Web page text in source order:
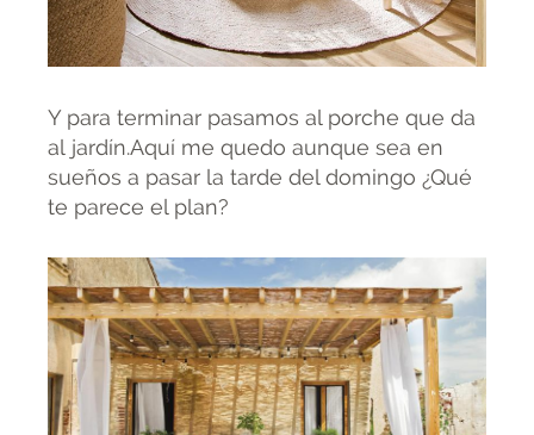
Y para terminar pasamos al porche que da
al jardín.Aquí me quedo aunque sea en
sueños a pasar la tarde del domingo ¿Qué
te parece el plan?